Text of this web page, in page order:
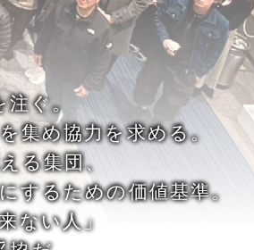
ぐ。
集め協力を求める。
る集団、
するための価値基準。
ない人」